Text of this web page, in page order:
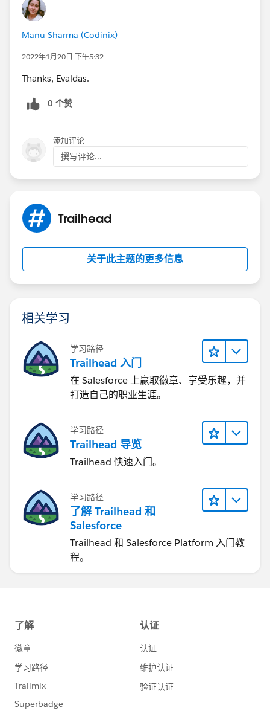
Manu Sharma (Codinix)
2022年1月20日 下午5:32
Thanks, Evaldas.
0 个赞
添加评论
撰写评论...
Trailhead
关于此主题的更多信息
相关学习
学习路径
Trailhead 入门
在 Salesforce 上赢取徽章、享受乐趣，并
打造自己的职业生涯。
学习路径
Trailhead 导览
Trailhead 快速入门。
学习路径
了解 Trailhead 和
Salesforce
Trailhead 和 Salesforce Platform 入门教
程。